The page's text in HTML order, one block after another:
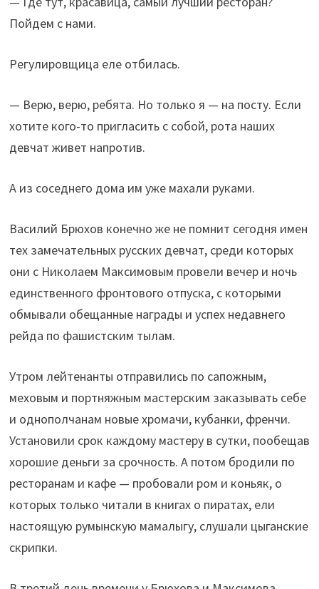
Пойдем с нами.
Регулировщица еле отбилась.
— Верю, верю, ребята. Но только я — на посту. Если
хотите кого-то пригласить с собой, рота наших
девчат живет напротив.
А из соседнего дома им уже махали руками.
Василий Брюхов конечно же не помнит сегодня имен
тех замечательных русских девчат, среди которых
они с Николаем Максимовым провели вечер и ночь
единственного фронтового отпуска, с которыми
обмывали обещанные награды и успех недавнего
рейда по фашистским тылам.
Утром лейтенанты отправились по сапожным,
меховым и портняжным мастерским заказывать себе
и однополчанам новые хромачи, кубанки, френчи.
Установили срок каждому мастеру в сутки, пообещав
хорошие деньги за срочность. А потом бродили по
ресторанам и кафе — пробовали ром и коньяк, о
которых только читали в книгах о пиратах, ели
настоящую румынскую мамалыгу, слушали цыганские
скрипки.